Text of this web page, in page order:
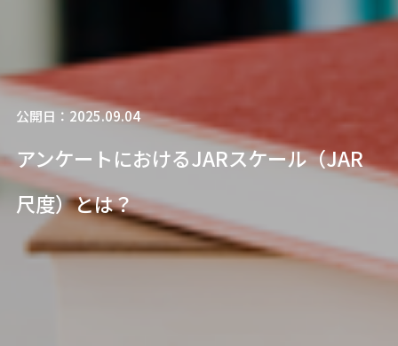
公開日：2025.09.04
アンケートにおけるJARスケール（JAR
尺度）とは？